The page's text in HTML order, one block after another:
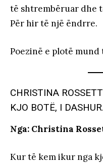
të shtrembëruar dhe
Për hir të një ëndrre.
Poezinë e plotë mund
CHRISTINA
KJO BOTË, I
Nga: Christina
Kur të kem ikur nga